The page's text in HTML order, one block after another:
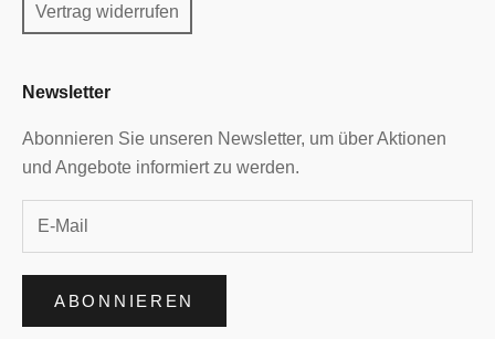
Vertrag widerrufen
Newsletter
Abonnieren Sie unseren Newsletter, um über Aktionen
und Angebote informiert zu werden.
ABONNIEREN